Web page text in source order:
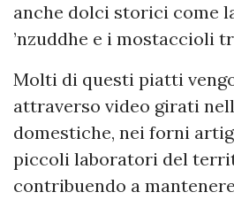
anche dolci storici come
’nzuddhe e i mostaccioli
Molti di questi piatti
attraverso video girati
domestiche, nei forni
piccoli laboratori del
contribuendo a